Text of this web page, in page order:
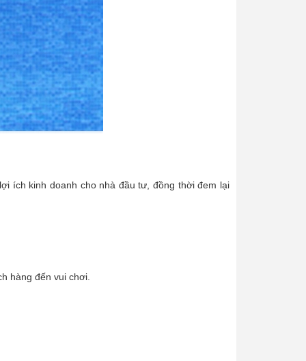
ích kinh doanh cho nhà đầu tư, đồng thời đem lại
hàng đến vui chơi.